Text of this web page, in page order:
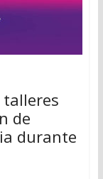
de
durante